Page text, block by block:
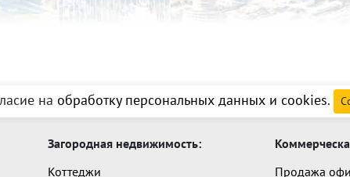
на обработку персональных данных и cookies.
Загородная недвижимость:
Коттеджи
Продажа